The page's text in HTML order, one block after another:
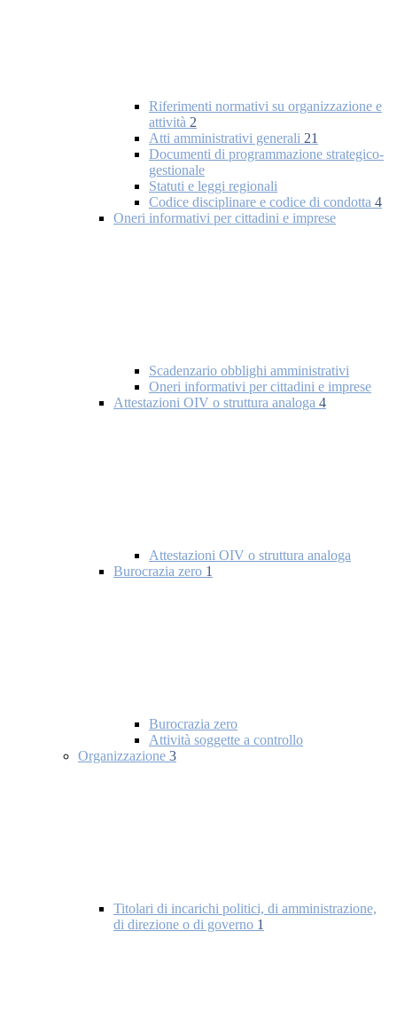
Riferimenti normativi su organizzazione e
attività 2
Atti amministrativi generali 21
Documenti di programmazione strategico-
gestionale
Statuti e leggi regionali
Codice disciplinare e codice di condotta 4
Oneri informativi per cittadini e imprese
Scadenzario obblighi amministrativi
Oneri informativi per cittadini e imprese
Attestazioni OIV o struttura analoga 4
Attestazioni OIV o struttura analoga
Burocrazia zero 1
Burocrazia zero
Attività soggette a controllo
Organizzazione 3
Titolari di incarichi politici, di amministrazione,
di direzione o di governo 1